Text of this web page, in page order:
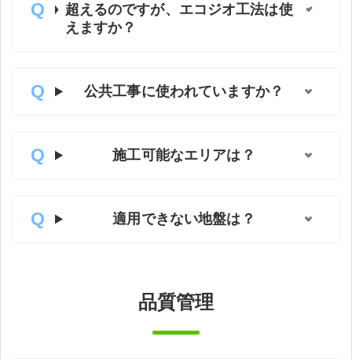
超えるのですが、エコジオ工法は使
えますか？
公共工事に使われていますか？
施工可能なエリアは？
適用できない地盤は？
品質管理